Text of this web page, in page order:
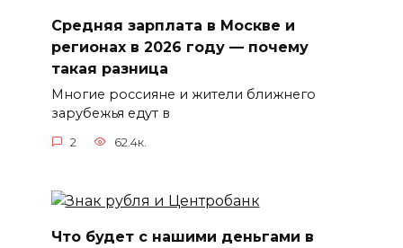
Средняя зарплата в Москве и
регионах в 2026 году — почему
такая разница
Многие россияне и жители ближнего
зарубежья едут в
2 62.4к.
Что будет с нашими деньгами в